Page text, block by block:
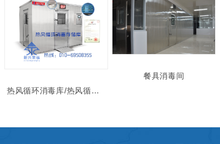
热风循环消毒库/热风循环消毒存储库
餐具消毒间